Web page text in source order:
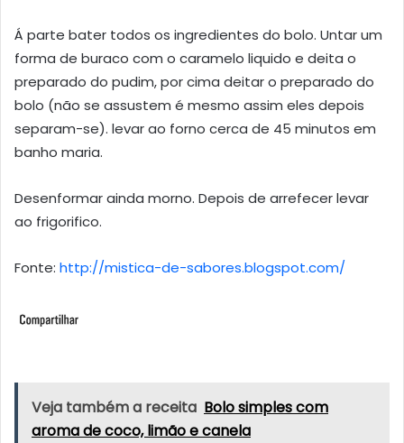
Á parte bater todos os ingredientes do bolo. Untar um
forma de buraco com o caramelo liquido e deita o
preparado do pudim, por cima deitar o preparado do
bolo (não se assustem é mesmo assim eles depois
separam-se). levar ao forno cerca de 45 minutos em
banho maria.
Desenformar ainda morno. Depois de arrefecer levar
ao frigorifico.
Fonte: http://mistica-de-sabores.blogspot.com/
Veja também a receita Bolo simples com
aroma de coco, limão e canela